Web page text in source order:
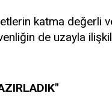
katma değerli
de uzayla